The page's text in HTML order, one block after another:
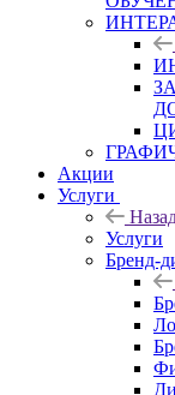
Акции
Услуги
Услуги
Бренд-